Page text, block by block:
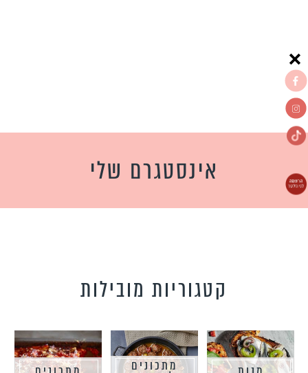
אינסטגרם שלי
קטגוריות מובילות
מתכונים